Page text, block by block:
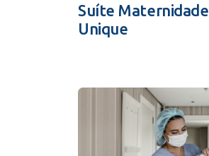
Suíte Maternidade
Unique